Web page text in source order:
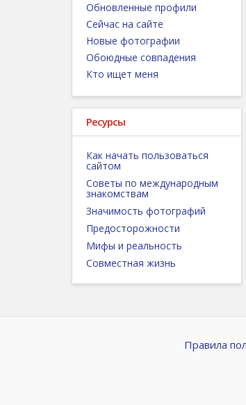
Обновленные профили
Сейчас на сайте
Новые фотографии
Обоюдные совпадения
Кто ищет меня
Ресурсы
Как начать пользоваться
сайтом
Советы по международным
знакомствам
Значимость фотографий
Предосторожности
Мифы и реальность
Совместная жизнь
Правила